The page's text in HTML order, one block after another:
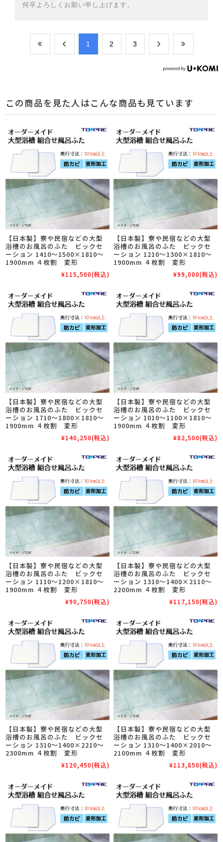
何卒よろしくお願い申し上げます。
​1 ​2 ​3
この商品を見た人はこんな商品も見ています
【日本製】寮や民宿などの大型
浴槽のお風呂のふた ビックセ
ーション 1410～1500×1810～
1900mm ４枚割 変形
¥115,500(税込)
【日本製】寮や民宿などの大型
浴槽のお風呂のふた ビックセ
ーション 1210～1300×1810～
1900mm ４枚割 変形
¥99,000(税込)
【日本製】寮や民宿などの大型
浴槽のお風呂のふた ビックセ
ーション 1710～1800×1810～
1900mm ４枚割 変形
¥140,250(税込)
【日本製】寮や民宿などの大型
浴槽のお風呂のふた ビックセ
ーション 1010～1100×1810～
1900mm ４枚割 変形
¥82,500(税込)
【日本製】寮や民宿などの大型
浴槽のお風呂のふた ビックセ
ーション 1110～1200×1810～
1900mm ４枚割 変形
¥90,750(税込)
【日本製】寮や民宿などの大型
浴槽のお風呂のふた ビックセ
ーション 1310～1400×2110～
2200mm ４枚割 変形
¥117,150(税込)
【日本製】寮や民宿などの大型
浴槽のお風呂のふた ビックセ
ーション 1310～1400×2210～
2300mm ４枚割 変形
¥120,450(税込)
【日本製】寮や民宿などの大型
浴槽のお風呂のふた ビックセ
ーション 1310～1400×2010～
2100mm ４枚割 変形
¥113,850(税込)